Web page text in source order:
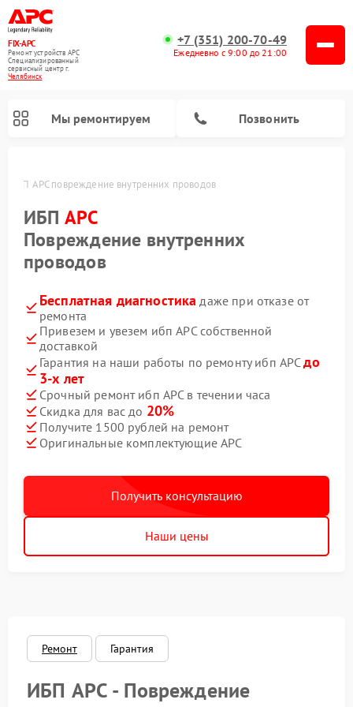
FIX-APC
Ремонт устройств APC
Специализированный
cервисный центр г.
Челябинск
+7 (351) 200-70-49
Ежедневно с 9:00 до 21:00
Мы ремонтируем Позвонить
ИБП APC повреждение внутренних проводов
ИБП APC
Повреждение внутренних
проводов
Бесплатная диагностика даже при отказе от
ремонта
Привезем и увезем ибп APC собственной
доставкой
Гарантия на наши работы по ремонту ибп APCдо
3-х лет
Срочный ремонт ибп APC в течении часа
Скидка для вас до 20%
Получите 1500 рублей на ремонт
Оригинальные комплектующие APC
Получить консультацию
Наши цены
Ремонт Гарантия
ИБП APC - Повреждение